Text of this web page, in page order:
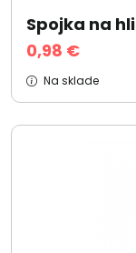
Spojka na
0,98 €
Na sklade